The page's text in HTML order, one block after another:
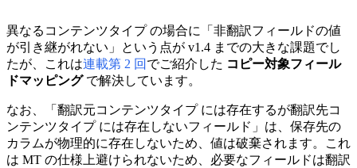
異なるコンテンツタイプ の場合に「非翻訳フィールドの値
が引き継がれない」という点が v1.4 までの大きな課題でし
たが、これは連載第 2 回 でご紹介した コピー対象フィール
ドマッピングで解決しています。
なお、「翻訳元コンテンツタイプ には存在するが翻訳先コ
ンテンツタイプ には存在しないフィールド」は、保存先の
カラムが物理的に存在しないため、値は破棄されます。これ
は MT の仕様上避けられないため、必要なフィールドは翻訳